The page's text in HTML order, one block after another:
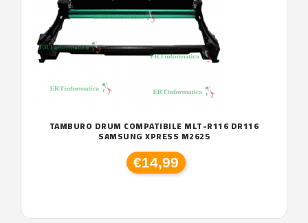
TAMBURO DRUM COMPATIBILE MLT-R116 DR116
SAMSUNG XPRESS M2625
€14,99